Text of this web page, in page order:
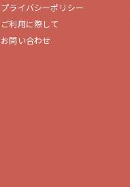
プライバシーポリシー
ご利用に際して
お問い合わせ